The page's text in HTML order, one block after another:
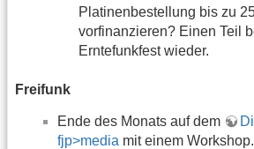
Platinenbestellung bis zu
vorfinanzieren? Einen Teil
Erntefunkfest wieder.
Freifunk
Ende des Monats auf dem
fjp>media mit einem Workshop.